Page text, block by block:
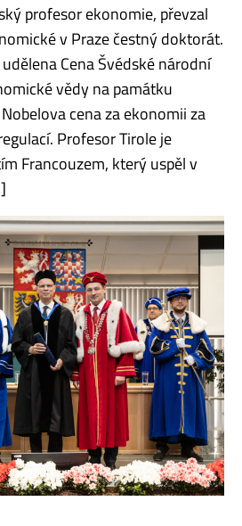
profesor ekonomie, převzal
v Praze čestný doktorát.
Cena Švédské národní
vědy na památku
cena za ekonomii za
Profesor Tirole je
Francouzem, který uspěl v